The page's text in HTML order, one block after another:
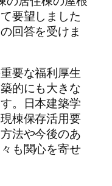
要望しました
回答を受けま
要な福利厚生
的にも大きな
。日本建築学
棟保存活用要
法や今後のあ
も関心を寄せ